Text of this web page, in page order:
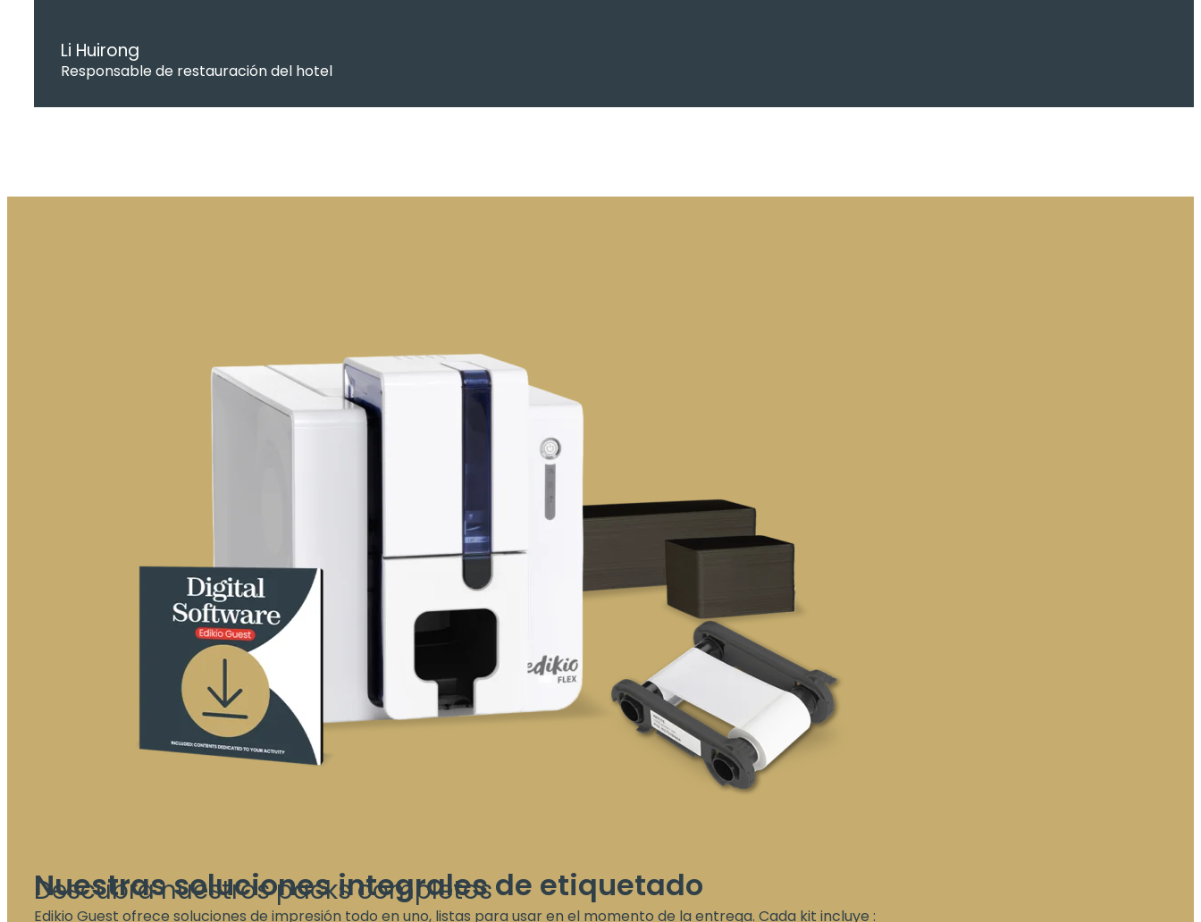
Li Huirong
Responsable de restauración del hotel
Nuestras soluciones integrales de etiquetado
Descubra nuestros packs completos
Edikio Guest ofrece soluciones de impresión todo en uno, listas para usar en el momento de la entrega. Cada kit incluye :